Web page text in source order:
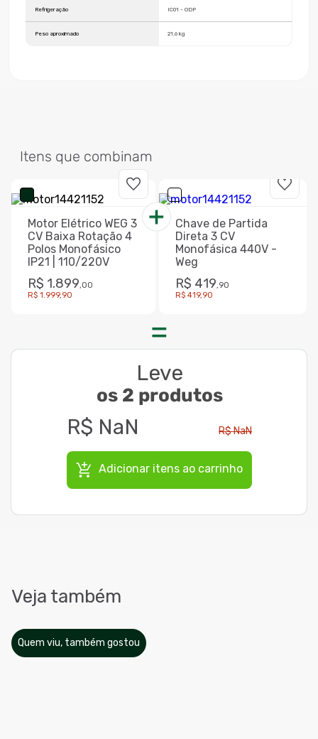
Refrigeração IC01 - ODP
Peso aproximado 21.6 kg
Itens que combinam
Motor Elétrico WEG 3
CV Baixa Rotação 4
Polos Monofásico
IP21 | 110/220V
R$ 1.899,00
R$ 1.999,90
Chave de Partida
Direta 3 CV
Monofásica 440V -
Weg
R$ 419,90
R$ 419,90
Leve
os 2 produtos
R$ NaN R$NaN
Adicionar itens ao carrinho
Veja também
Quem viu, também gostou